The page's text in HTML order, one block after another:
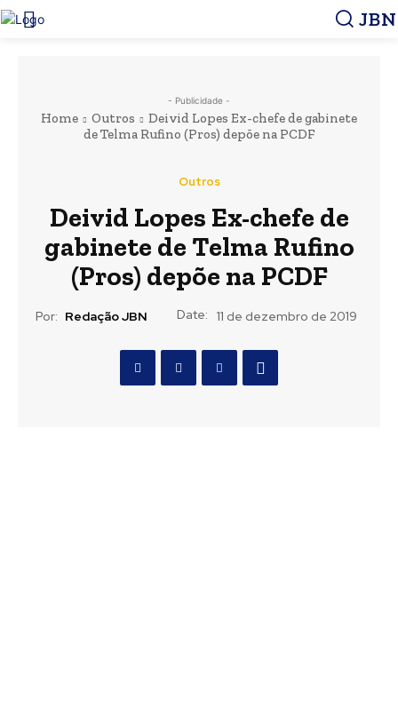
JBN
- Publicidade -
Home Outros
Deivid Lopes Ex-chefe de gabinete
de Telma Rufino (Pros) depõe na PCDF
Outros
Deivid Lopes Ex-chefe de
gabinete de Telma Rufino
(Pros) depõe na PCDF
Por: Redação JBN Date: 11 de dezembro de 2019